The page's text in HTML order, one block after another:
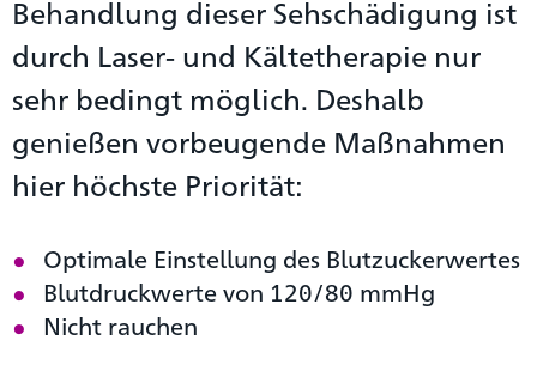
Behandlung dieser Sehschädigung ist
durch Laser- und Kältetherapie nur
sehr bedingt möglich. Deshalb
genießen vorbeugende Maßnahmen
hier höchste Priorität:
Optimale Einstellung des Blutzuckerwertes
Blutdruckwerte von 120/80 mmHg
Nicht rauchen